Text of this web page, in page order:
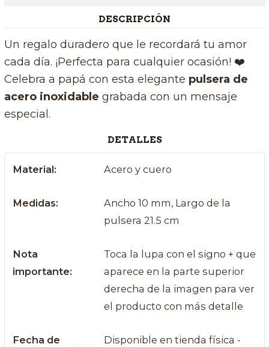
DESCRIPCIÓN
Un regalo duradero que le recordará tu amor
cada día. ¡Perfecta para cualquier ocasión! ❤️
Celebra a papá con esta elegante pulsera de
acero inoxidable grabada con un mensaje
especial.
DETALLES
Material: Acero y cuero
Medidas:
Ancho 10 mm, Largo de la
pulsera 21.5 cm
Nota
importante:
Toca la lupa con el signo + que
aparece en la parte superior
derecha de la imagen para ver
el producto con más detalle
Fecha de
Disponible en tienda física -